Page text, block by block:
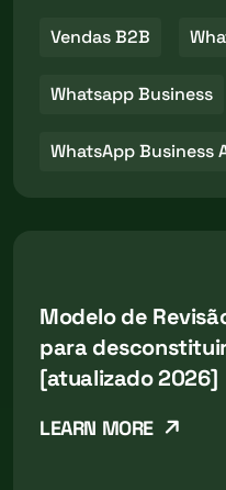
Vendas B2B
Whatsapp Business
WhatsApp Business
Modelo de
para
[atualizado 2026]
LEARN MORE